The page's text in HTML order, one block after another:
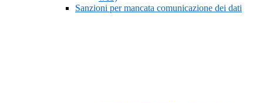
Sanzioni per mancata comunicazione dei dati